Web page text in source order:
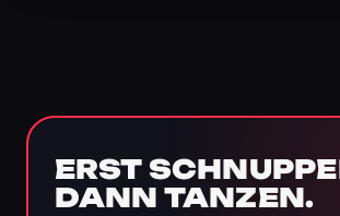
ERST
DANN TANZEN.